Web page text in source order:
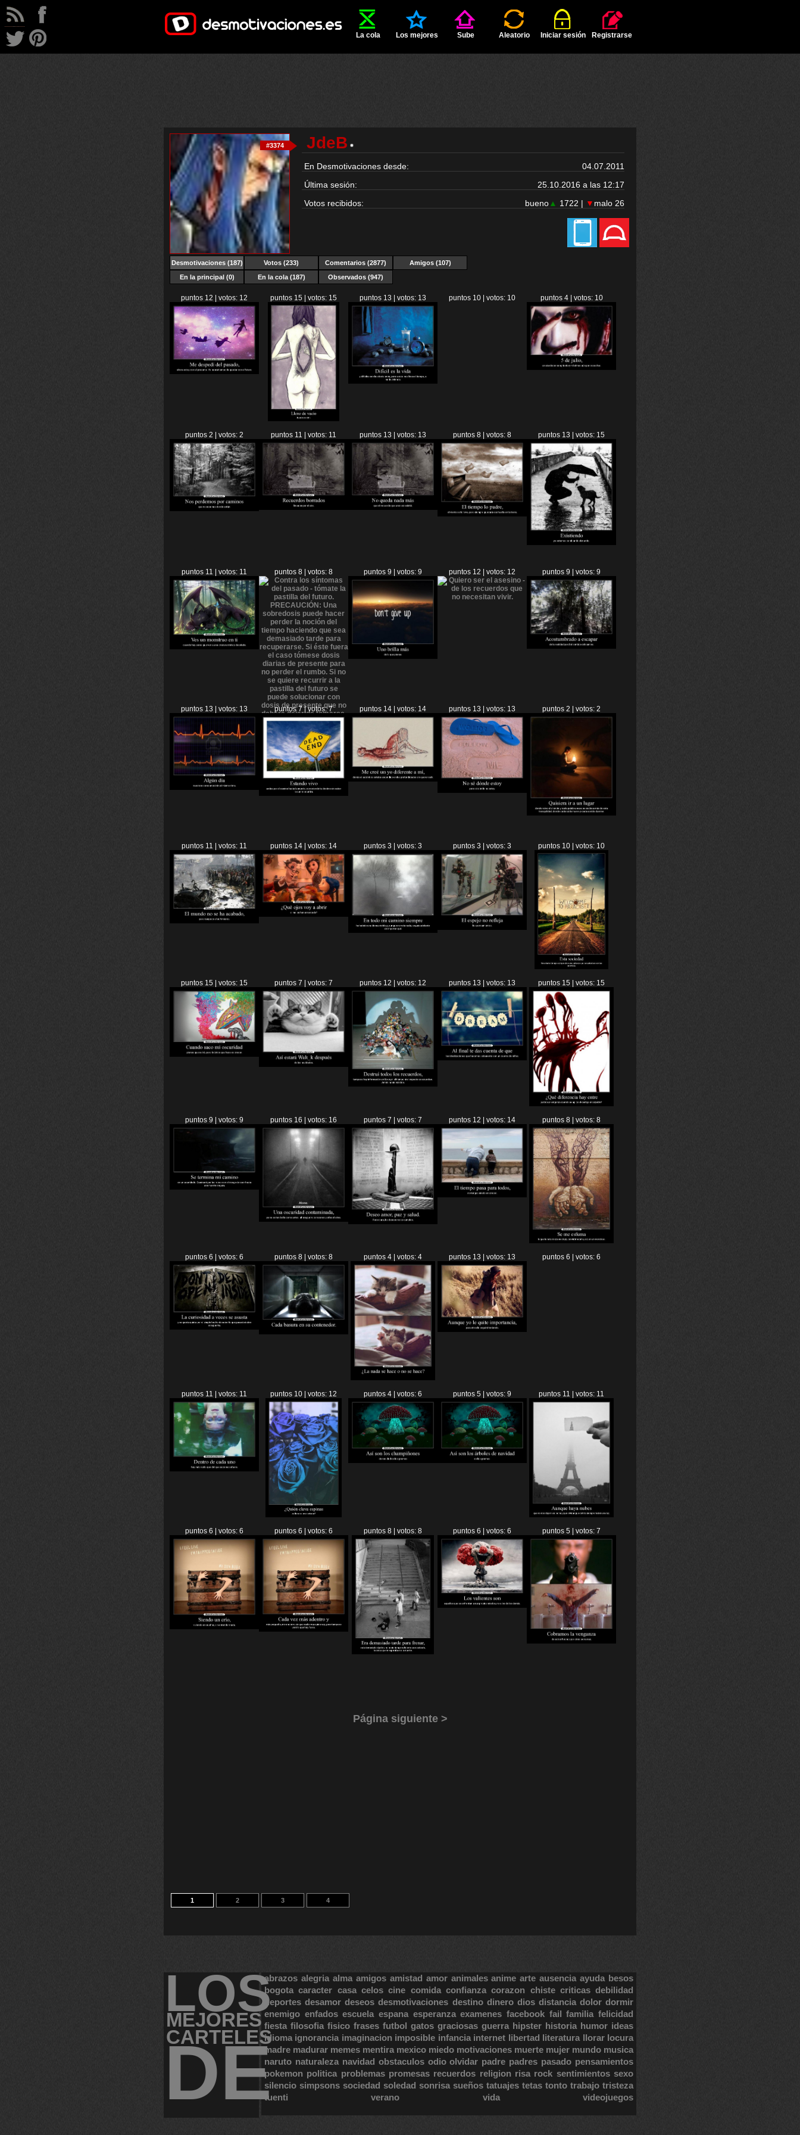
La cola Los mejores Sube Aleatorio Iniciar sesión Registrarse
#3374 JdeB
En Desmotivaciones desde:
04.07.2011
Última sesión:
25.10.2016 a las 12:17
Votos recibidos:
bueno▲ 1722 | ▼ malo 26
Desmotivaciones(187) Votos (233) Comentarios (2877)
Amigos (107)
En la principal (0)
En la cola (187) Observados (947)
puntos 12 | votos: 12 puntos 15 | votos: 15 puntos 13 | votos: 13 puntos 10 | votos: 10 puntos 4 | votos: 10
puntos 2 | votos: 2 puntos 11 | votos: 11 puntos 13 | votos: 13 puntos 8 | votos: 8 puntos 13 | votos: 15
puntos 11 | votos: 11 puntos 8 | votos: 8 puntos 9 | votos: 9 puntos 12 | votos: 12 puntos 9 | votos: 9
puntos 13 | votos: 13 puntos 7 | votos: 7 puntos 14 | votos: 14 puntos 13 | votos: 13 puntos 2 | votos: 2
puntos 11 | votos: 11 puntos 14 | votos: 14 puntos 3 | votos: 3 puntos 3 | votos: 3 puntos 10 | votos: 10
puntos 15 | votos: 15 puntos 7 | votos: 7 puntos 12 | votos: 12 puntos 13 | votos: 13 puntos 15 | votos: 15
puntos 9 | votos: 9 puntos 16 | votos: 16 puntos 7 | votos: 7 puntos 12 | votos: 14 puntos 8 | votos: 8
puntos 6 | votos: 6 puntos 8 | votos: 8 puntos 4 | votos: 4 puntos 13 | votos: 13 puntos 6 | votos: 6
puntos 11 | votos: 11 puntos 10 | votos: 12 puntos 4 | votos: 6 puntos 5 | votos: 9 puntos 11 | votos: 11
puntos 6 | votos: 6 puntos 6 | votos: 6 puntos 8 | votos: 8 puntos 6 | votos: 6 puntos 5 | votos: 7
Página siguiente >
1 2 3 4
LOS
MEJORES
CARTELES
DE
abrazos alegria alma amigos amistad amor animales anime arte ausencia ayuda besos
bogota caracter casa celos cine comida confianza corazon chiste criticas debilidad
deportes desamor deseos desmotivaciones destino dinero dios distancia dolor dormir
enemigo enfados escuela espana esperanza examenes facebook fail familia felicidad
fiesta filosofia fisico frases futbol gatos graciosas guerra hipster historia humor ideas
idioma ignorancia imaginacion imposible infancia internet libertad literatura llorar locura
madre madurar memes mentira mexico miedo motivaciones muerte mujer mundo musica
naruto naturaleza navidad obstaculos odio olvidar padre padres pasado pensamientos
pokemon politica problemas promesas recuerdos religion risa rock sentimientos sexo
silencio simpsons sociedad soledad sonrisa sueños tatuajes tetas tonto trabajo tristeza
tuenti
verano vida videojuegos